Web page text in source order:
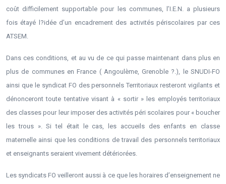
coût difficilement supportable pour les communes, l’I.E.N. a plusieurs
fois étayé l?idée d’un encadrement des activités périscolaires par ces
ATSEM.
Dans ces conditions, et au vu de ce qui passe maintenant dans plus en
plus de communes en France ( Angoulème, Grenoble ?.), le SNUDI-FO
ainsi que le syndicat FO des personnels Territoriaux resteront vigilants et
dénonceront toute tentative visant à « sortir » les employés territoriaux
des classes pour leur imposer des activités péri scolaires pour « boucher
les trous ». Si tel était le cas, les accueils des enfants en classe
maternelle ainsi que les conditions de travail des personnels territoriaux
et enseignants seraient vivement détériorées.
Les syndicats FO veilleront aussi à ce que les horaires d’enseignement ne